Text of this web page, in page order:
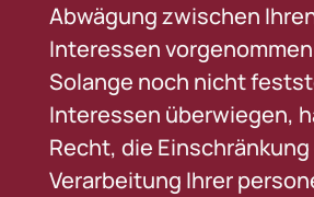
Abwägung zwischen
Interessen
Solange noch nicht
Interessen überwiegen,
Recht, die
Verarbeitung Ihrer